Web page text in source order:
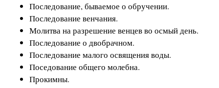
Последование, бываемое о обручении.
Последование венчания.
Молитва на разрешение венцев во осмый день.
Последование о двобрачном.
Последование малого освящения воды.
Поседование общего молебна.
Прокимны.